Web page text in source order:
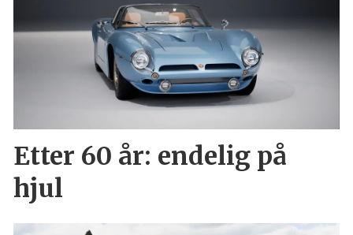
Etter 60 år: endelig på
hjul